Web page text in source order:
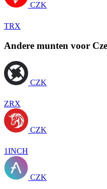
CZK
TRX
Andere munten voor
CZK
ZRX
CZK
1INCH
CZK